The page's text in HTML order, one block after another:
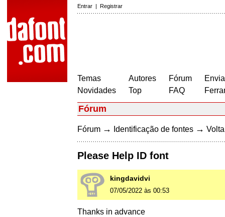
Entrar | Registrar
Temas
Novidades
Autores
Top
Fórum
FAQ
Fórum
Fórum → Identificação de fontes →
Please Help ID font
kingdavidvi
07/05/2022 às 00:53
Thanks in advance